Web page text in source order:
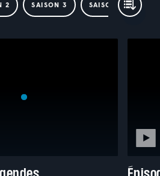
2 SAISON 3 SAISON 4